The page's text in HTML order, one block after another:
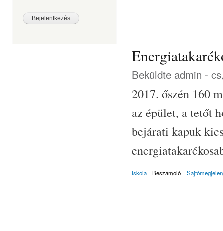
Beküldte admin -
2017. őszén 160
az épület, a tetőt
bejárati kapuk
Iskola Beszámoló